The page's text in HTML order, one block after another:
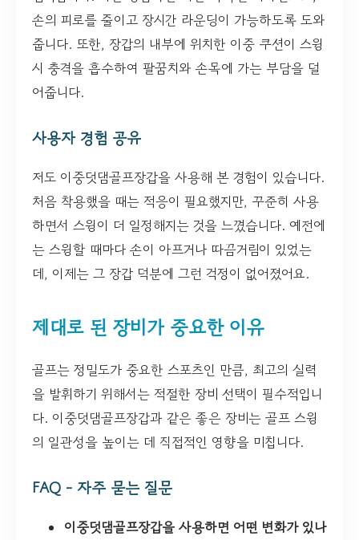
손의 피로를 줄이고 장시간 라운딩이 가능하도록 도와
줍니다. 또한, 장갑의 내부에 위치한 이중 쿠션이 스윙
시 충격을 흡수하여 팔꿈치와 손목에 가는 부담을 덜
어줍니다.
사용자 경험 공유
저도 이중덧댐골프장갑을 사용해 본 경험이 있습니다.
처음 착용했을 때는 적응이 필요했지만, 꾸준히 사용
하면서 스윙이 더 일정해지는 것을 느꼈습니다. 예전에
는 스윙할 때마다 손이 아프거나 따끔거림이 있었는
데, 이제는 그 장갑 덕분에 그런 걱정이 없어졌어요.
제대로 된 장비가 중요한 이유
골프는 정밀도가 중요한 스포츠인 만큼, 최고의 실력
을 발휘하기 위해서는 적절한 장비 선택이 필수적입니
다. 이중덧댐골프장갑과 같은 좋은 장비는 골프 스윙
의 일관성을 높이는 데 직접적인 영향을 미칩니다.
FAQ - 자주 묻는 질문
이중덧댐골프장갑을 사용하면 어떤 변화가 있나